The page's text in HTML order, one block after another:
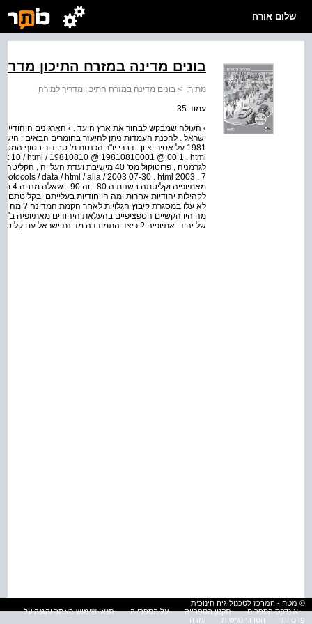
שלום אורח
בונים מדינה במזרח התיכון
מתוך: > בונים מדינה במזרח התיכון מדריך למורה
עמוד:35
› העולה שמבקש לבחור את ארץ היעד . › הארגונים
מה היו הקשיים הספציפיים בהעלאת היהודים מאתיופיה
של יהודי אתיופיה ? כיצד התמודדה מדינת ישראל עם
© מטח - המרכז לטכנולוגיה חינוכית
אינדקס הספרים
תקנון הספרייה על הספרייה
תנאי שימוש באתר והגנה על
פרטיות
הסדרי נגישות עזרה